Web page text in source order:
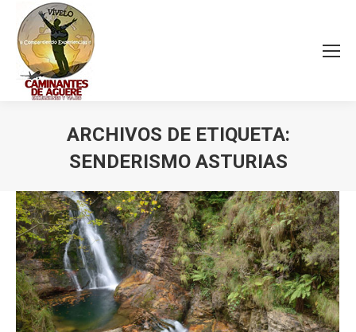
ARCHIVOS DE ETIQUETA:
SENDERISMO ASTURIAS